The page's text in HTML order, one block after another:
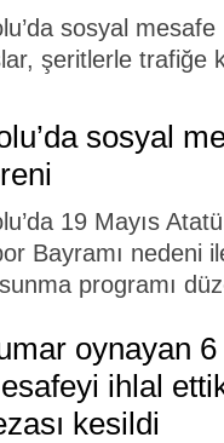
sosyal
şeritlerle trafiğe
sosyal
19 Mayıs
Bayramı nedeni
programı
oynayan
ihlal
kesildi